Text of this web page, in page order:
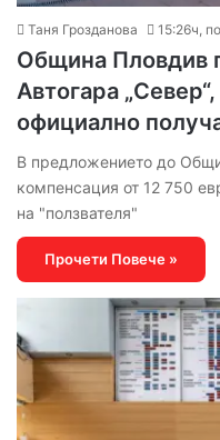
Таня Грозданова 15:26ч,
Община Пловдив
Автогара
официално
В предложението до
компенсация от 12 750
на "ползвателя"
Прочети Повече »